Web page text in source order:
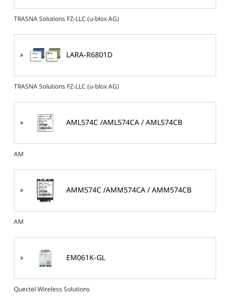
TRASNA Solutions FZ-LLC (u-blox AG)
LARA-R6801D
TRASNA Solutions FZ-LLC (u-blox AG)
AML574C /AML574CA / AML574CB
AM
AMM574C /AMM574CA / AMM574CB
AM
EM061K-GL
Quectel Wireless Solutions